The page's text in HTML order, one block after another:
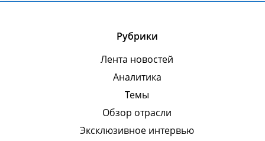
Рубрики
Лента новостей
Аналитика
Темы
Обзор отрасли
Эксклюзивное интервью